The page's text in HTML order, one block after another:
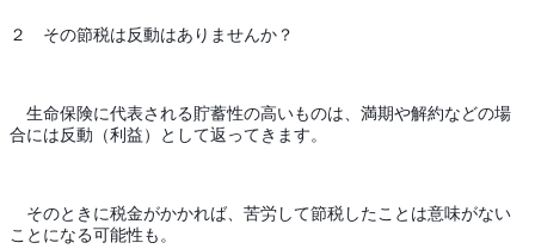
２　その節税は反動はありませんか？
生命保険に代表される貯蓄性の高いものは、満期や解約などの場
合には反動（利益）として返ってきます。
そのときに税金がかかれば、苦労して節税したことは意味がない
ことになる可能性も。